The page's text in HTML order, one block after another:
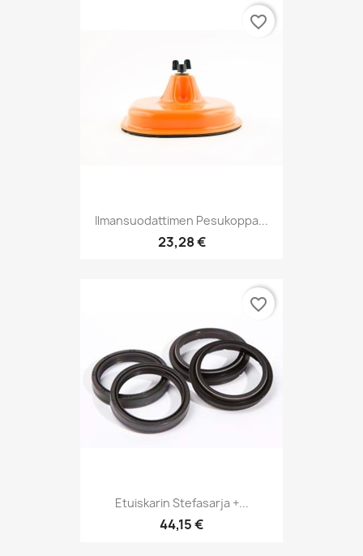
Ilmansuodattimen Pesukoppa...
23,28 €
favorite_border
Etuiskarin Stefasarja +...
44,15 €
favorite_border